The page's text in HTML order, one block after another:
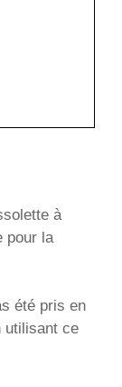
à
pour la
été pris en
utilisant ce